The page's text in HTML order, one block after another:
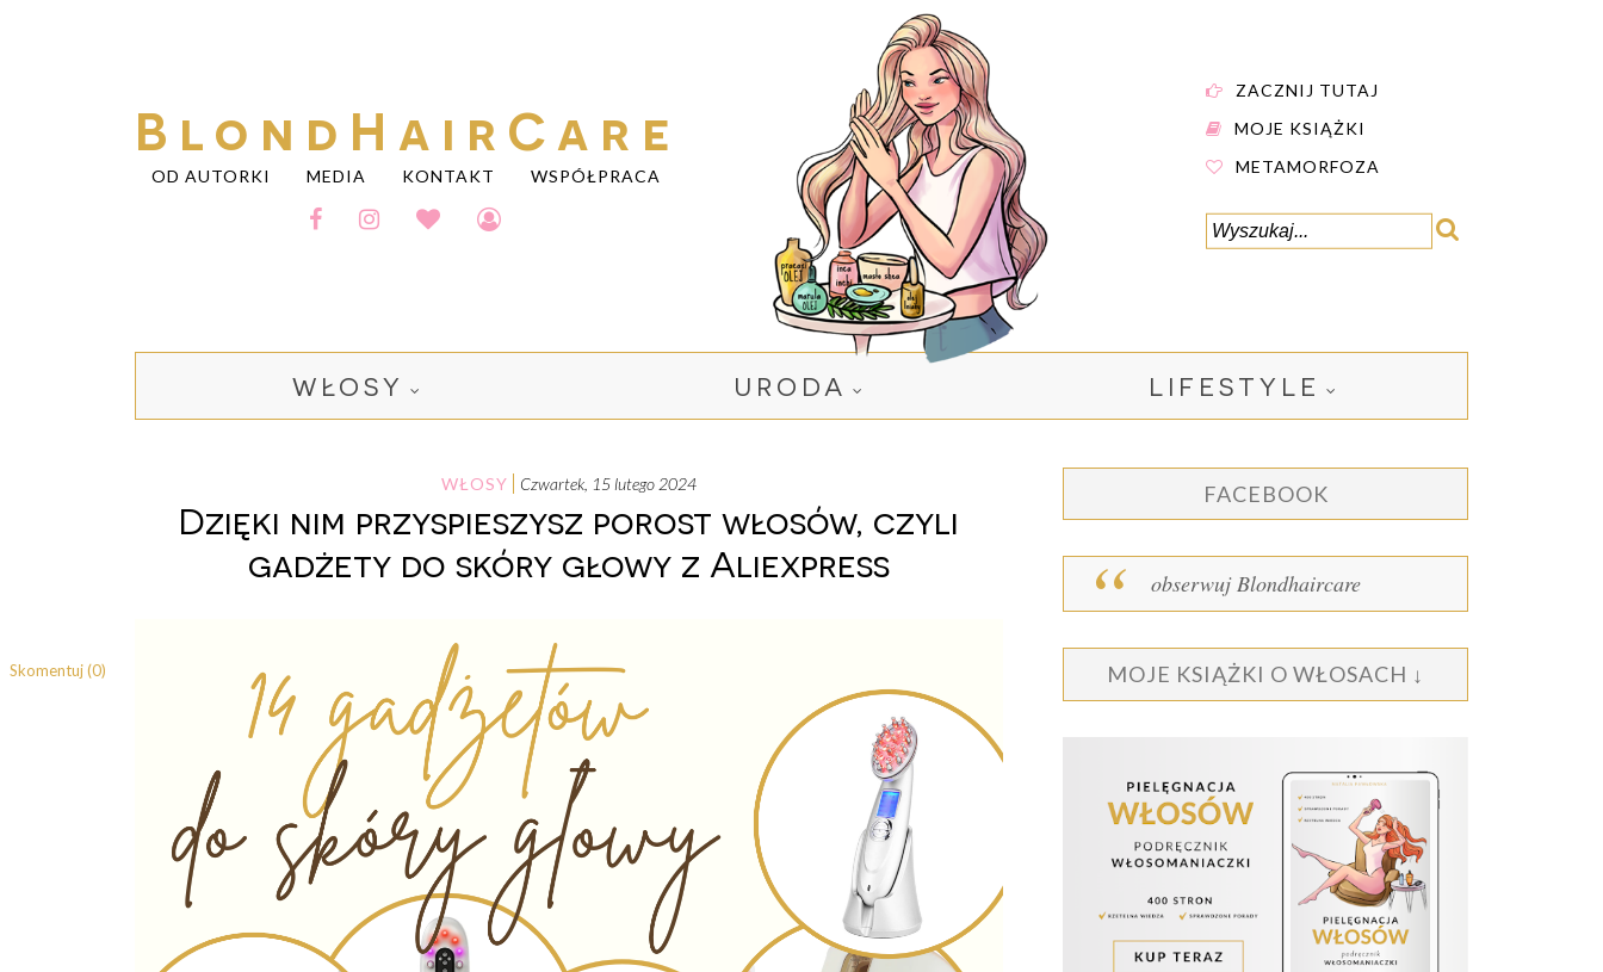
BlondHairCare
OD AUTORKI MEDIA KONTAKT WSPÓŁPRACA
ZACZNIJ TUTAJ
MOJE KSIĄŻKI
METAMORFOZA
WŁOSY URODA LIFESTYLE
WŁOSY czwartek, 15 lutego 2024
Dzięki nim przyspieszysz porost włosów, czyli
gadżety do skóry głowy z Aliexpress
Skomentuj (0)
FACEBOOK
obserwuj Blondhaircare
MOJE KSIĄŻKI O WŁOSACH ↓